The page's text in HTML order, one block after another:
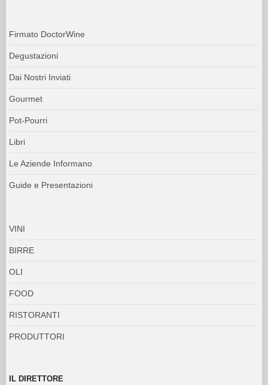
Firmato DoctorWine
Degustazioni
Dai Nostri Inviati
Gourmet
Pot-Pourri
Libri
Le Aziende Informano
Guide e Presentazioni
VINI
BIRRE
OLI
FOOD
RISTORANTI
PRODUTTORI
IL DIRETTORE